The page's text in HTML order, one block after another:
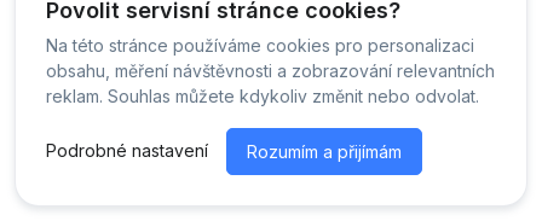
Povolit servisní stránce cookies?
Na této stránce používáme cookies pro personalizaci
obsahu, měření návštěvnosti a zobrazování relevantních
reklam. Souhlas můžete kdykoliv změnit nebo odvolat.
Podrobné nastavení Rozumím a přijímám
© Servis iPhoneMarket - 2026 -Všechna práva vyhrazena.
Běžíme na
MyRepair.app